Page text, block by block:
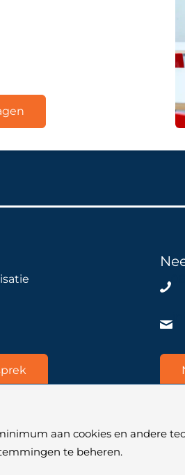
aan cookies en andere
te beheren.